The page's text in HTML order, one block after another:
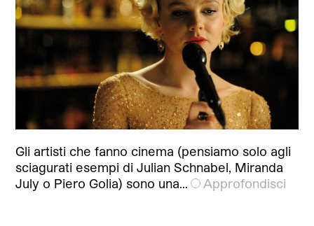
Gli artisti che fanno cinema (pensiamo solo agli
sciagurati esempi di Julian Schnabel, Miranda
July o Piero Golia) sono una…
Approfondisci